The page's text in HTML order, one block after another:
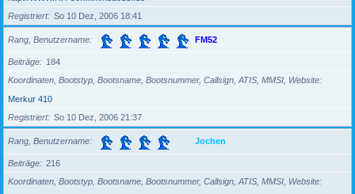
Registriert
So 10 Dez, 2006 18:41
Rang, Benutzername FM52
Beiträge
184
Koordinaten, Bootstyp, Bootsname, Bootsnummer, Callsign, ATIS, MMSI, Website
Merkur 410
Registriert
So 10 Dez, 2006 21:37
Rang, Benutzername Jochen
Beiträge
216
Koordinaten, Bootstyp, Bootsname, Bootsnummer, Callsign, ATIS, MMSI, Website